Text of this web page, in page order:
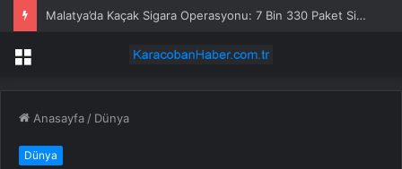
Malatya’da Kaçak Sigara Operasyonu: 7 Bin 330 Paket Sigara Ele Geçirildi
Menü
Anasayfa / Dünya
Dünya